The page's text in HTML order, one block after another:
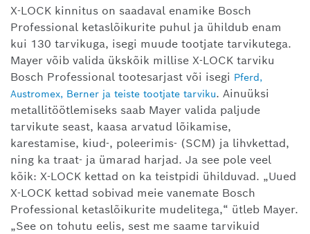
X-LOCK kinnitus on saadaval enamike Bosch
Professional ketaslõikurite puhul ja ühildub enam
kui 130 tarvikuga, isegi muude tootjate tarvikutega.
Mayer võib valida ükskõik millise X-LOCK tarviku
Bosch Professional tootesarjast või isegi Pferd,
Austromex, Berner ja teiste tootjate tarviku. Ainuüksi
metallitöötlemiseks saab Mayer valida paljude
tarvikute seast, kaasa arvatud lõikamise,
karestamise, kiud-, poleerimis- (SCM) ja lihvkettad,
ning ka traat- ja ümarad harjad. Ja see pole veel
kõik: X-LOCK kettad on ka teistpidi ühilduvad. „Uued
X-LOCK kettad sobivad meie vanemate Bosch
Professional ketaslõikurite mudelitega,“ ütleb Mayer.
„See on tohutu eelis, sest me saame tarvikuid